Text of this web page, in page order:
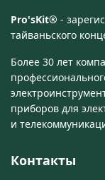
Pro'sKit® -
тайваньского
Более 30 лет
приборов для
и
Контакты